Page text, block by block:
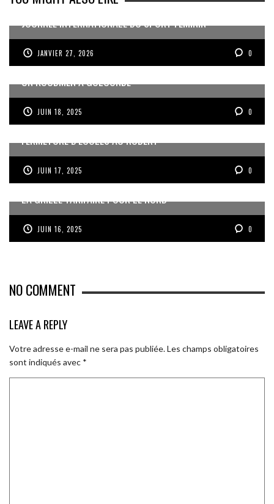
JOURNÉE INTERNATIONALE DU SPORT FÉMININ
JANVIER 27, 2026 0
UN KOUDMEN À GOLCONDE
JUIN 18, 2025 0
FERMETURE D’ÉCOLES AU ROBERT
JUIN 17, 2025 0
LA GRILLE TARIFAIRE POUR LE NORD
JUIN 16, 2025 0
NO COMMENT
LEAVE A REPLY
Votre adresse e-mail ne sera pas publiée.Les champs obligatoires
sont indiqués avec *